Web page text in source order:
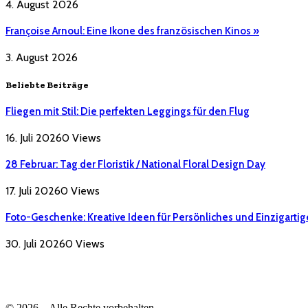
4. August 2026
Françoise Arnoul: Eine Ikone des französischen Kinos »
3. August 2026
Beliebte Beiträge
Fliegen mit Stil: Die perfekten Leggings für den Flug
16. Juli 20260 Views
28 Februar: Tag der Floristik / National Floral Design Day
17. Juli 20260 Views
Foto-Geschenke: Kreative Ideen für Persönliches und
30. Juli 20260 Views